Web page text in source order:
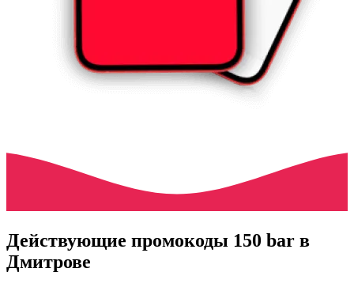
Действующие промокоды 150 bar в
Дмитрове